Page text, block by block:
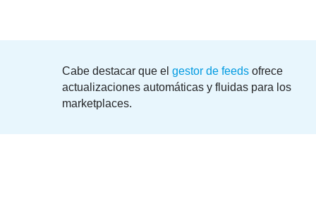
Cabe destacar que el gestor de feeds ofrece
actualizaciones automáticas y fluidas para los
marketplaces.